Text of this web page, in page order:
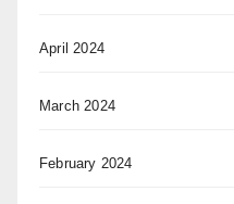
April 2024
March 2024
February 2024